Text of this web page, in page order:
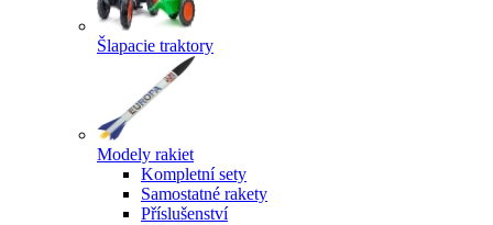
Šlapacie traktory
Modely rakiet
Kompletní sety
Samostatné rakety
Příslušenství